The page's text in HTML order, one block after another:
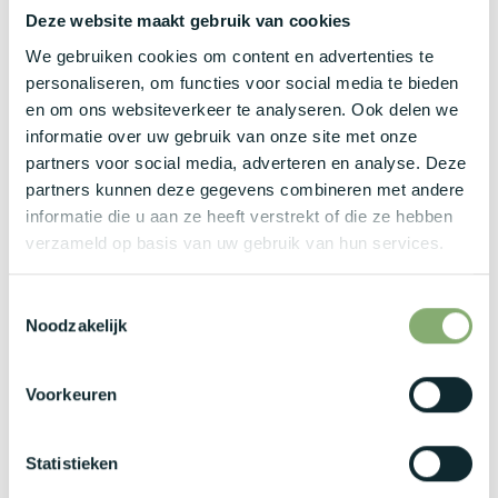
Deze website maakt gebruik van cookies
We gebruiken cookies om content en advertenties te
personaliseren, om functies voor social media te bieden
en om ons websiteverkeer te analyseren. Ook delen we
informatie over uw gebruik van onze site met onze
partners voor social media, adverteren en analyse. Deze
partners kunnen deze gegevens combineren met andere
informatie die u aan ze heeft verstrekt of die ze hebben
verzameld op basis van uw gebruik van hun services.
Noodzakelijk
Voorkeuren
Statistieken
Maaltijdcheques van €8/dag
Groeps- en hospitalisatieverzekering (uitbreidbaar naar
gezin)
Smartphonebudget (€550) + abonnement
Uitgebreid cafetariaplan (incl. extra voordelen en
optimalisaties op maat)
Sleutelrol binnen een internationaal SAP S/4HANA
implementatieproject
Sterke impact op processen, met ruimte voor
Open, no-nonsense cultuur met toegankelijke
HQ in België (Genk) met internationale scope
Flexibel werken: 50% thuiswerk mogelijk, glijdende uren
39u/week + 15 extra verlofdagen (ADV + extra dagen)